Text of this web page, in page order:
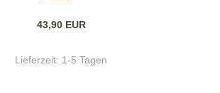
43,90 EUR
Lieferzeit: 1-5 Tagen